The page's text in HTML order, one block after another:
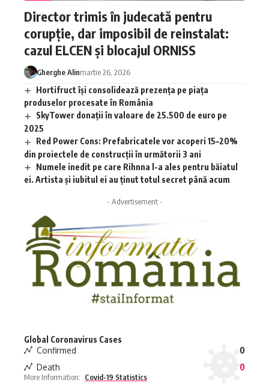
Director trimis în judecată pentru
corupție, dar imposibil de reinstalat:
cazul ELCEN și blocajul ORNISS
Gherghe Alinmartie 26, 2026
Hortifruct își consolidează prezența pe piața
produselor procesate în România
SkyTower donații în valoare de 25.500 de euro pe
2025
Red Power Cons: Prefabricatele vor acoperi 15–20%
din proiectele de construcții în următorii 3 ani
Numele inedit pe care Rihnna l-a ales pentru băiatul
ei. Artista și iubitul ei au ținut totul secret până acum
- Advertisement -
Global Coronavirus Cases
Confirmed
0
Death
0
More Information: Covid-19 Statistics